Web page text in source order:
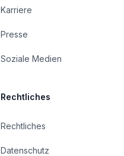
Karriere
Presse
Soziale Medien
Rechtliches
Rechtliches
Datenschutz